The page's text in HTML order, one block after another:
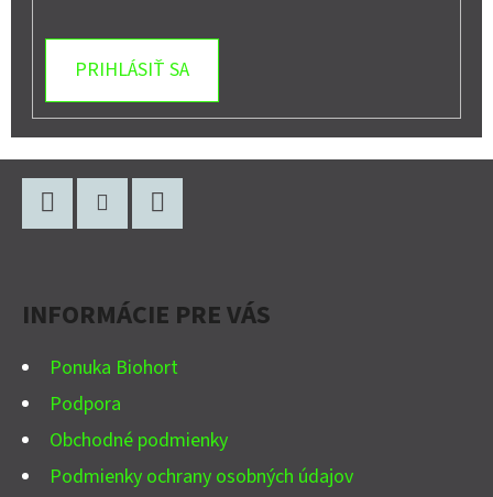
PRIHLÁSIŤ SA
INFORMÁCIE PRE VÁS
Ponuka Biohort
Podpora
Obchodné podmienky
Podmienky ochrany osobných údajov